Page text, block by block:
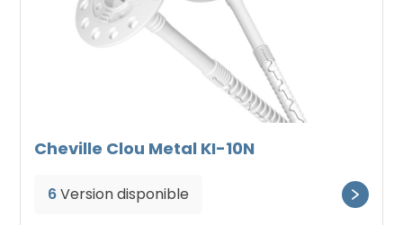
Cheville Clou Metal KI-10N
6Version disponible